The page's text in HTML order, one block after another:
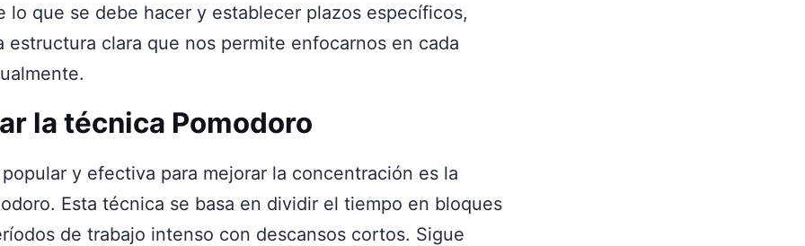
lo que se debe hacer y establecer plazos específicos,
estructura clara que nos permite enfocarnos en cada
la técnica Pomodoro
y efectiva para mejorar la concentración es la
Esta técnica se basa en dividir el tiempo en bloques
de trabajo intenso con descansos cortos. Sigue